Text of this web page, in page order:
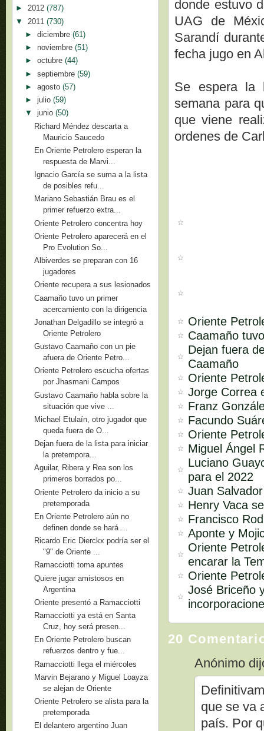
donde estuvo
UAG de
Sarandí
fecha jugo en
Se espera la
semana para
que viene
ordenes de
Oriente
Caamaño
Dejan fuera
Caamaño
Oriente
Jorge Correa
Franz
Facundo
Oriente
Miguel Ángel
Luciano
para el 2022
Juan
Henry Vaca
Francisco
Aponte y
Oriente
encarar la
Oriente
José Briceño
20
Anónimo
que se va
país. Por
► 2012 (787)
▼ 2011 (730)
► diciembre (61)
► noviembre (51)
► octubre (44)
► septiembre (59)
► agosto (57)
► julio (59)
▼ junio (50)
Richard Méndez descarta a
Mauricio Saucedo
En Oriente Petrolero esperan la
respuesta de Marvi...
Ignacio García se suma a la lista
de posibles refu...
Mariano Sebastián Brau es el
primer refuerzo extra...
Oriente Petrolero concentra hoy
Oriente Petrolero aparecerá en el
Pro Evolution So...
Albiverdes se preparan con 16
jugadores
Oriente recupera a sus lesionados
Caamaño tuvo un primer
acercamiento con la dirigencia
Jonathan Delgadillo se integró a
Oriente Petrolero
Gustavo Caamaño con un pie
afuera de Oriente Petro...
Oriente Petrolero escucha ofertas
por Jhasmani Campos
Gustavo Caamaño habla sobre la
situación que vive ...
Michael Etulaín, otro jugador que
queda fuera de O...
Dejan fuera de la lista para iniciar
la pretempora...
Aguilar, Ribera y Rea son los
primeros borrados po...
Oriente Petrolero da inicio a su
pretemporada
En Oriente Petrolero aún no
definen donde se hará ...
Ricardo Eric Dierckx podría ser el
"9" de Oriente ...
Ramacciotti toma apuntes
Quiere jugar amistosos en
Argentina
Oriente presentó a Ramacciotti
Ramacciotti ya está en Santa
Cruz, hoy será presen...
En Oriente Petrolero buscan
refuerzos dentro y fue...
Ramacciotti llega el miércoles
Marvin Bejarano y Miguel Loayza
se alejan de Oriente
Oriente Petrolero se alista para la
pretemporada
El delantero argentino Juan